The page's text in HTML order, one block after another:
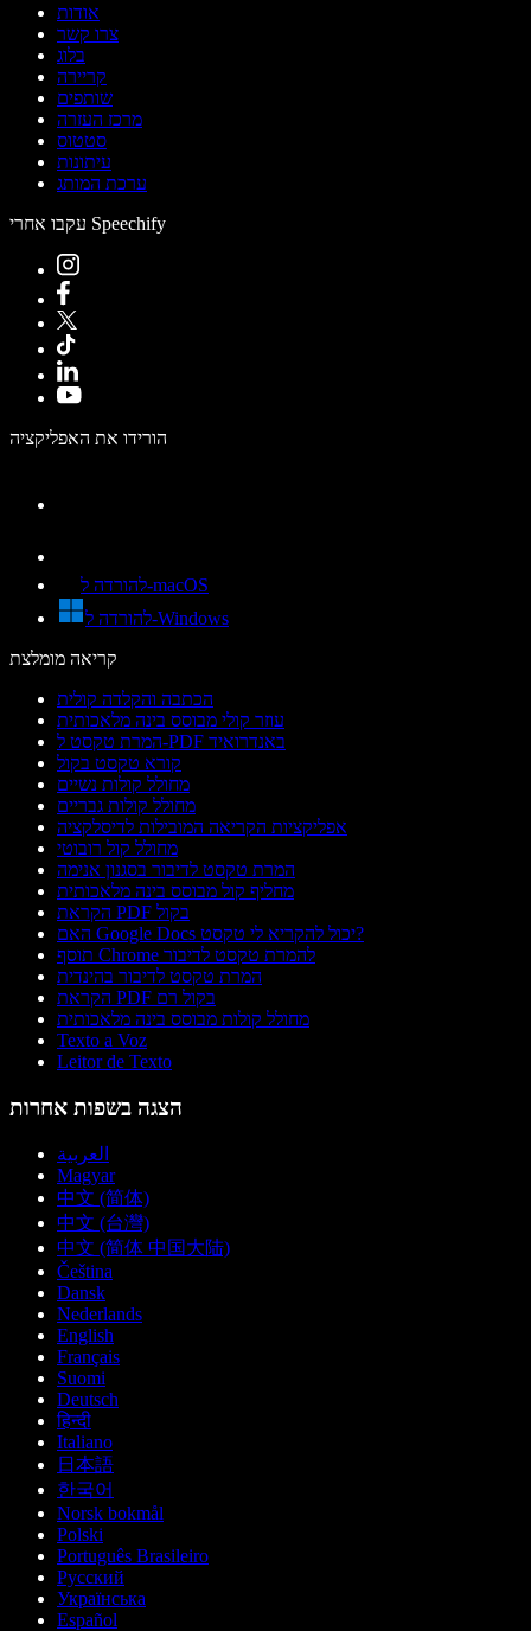
אודות
צרו קשר
בלוג
קריירה
שותפים
מרכז העזרה
סטטוס
עיתונות
ערכת המותג
עקבו אחרי Speechify
הורידו את האפליקציה
להורדה ל-macOS
להורדה ל-Windows
קריאה מומלצת
הכתבה והקלדה קולית
עוזר קולי מבוסס בינה מלאכותית
המרת טקסט ל-PDF באנדרואיד
קורא טקסט בקול
מחולל קולות נשיים
מחולל קולות גבריים
אפליקציות הקריאה המובילות לדיסלקציה
מחולל קול רובוטי
המרת טקסט לדיבור בסגנון אנימה
מחליף קול מבוסס בינה מלאכותית
הקראת PDF בקול
האם Google Docs יכול להקריא לי טקסט?
תוסף Chrome להמרת טקסט לדיבור
המרת טקסט לדיבור בהינדית
הקראת PDF בקול רם
מחולל קולות מבוסס בינה מלאכותית
Texto a Voz
Leitor de Texto
הצגה בשפות אחרות
العربية
Magyar
中文 (简体)
中文 (台灣)
中文 (简体 中国大陆)
Čeština
Dansk
Nederlands
English
Français
Suomi
Deutsch
हिन्दी
Italiano
日本語
한국어
Norsk bokmål
Polski
Português Brasileiro
Русский
Українська
Español